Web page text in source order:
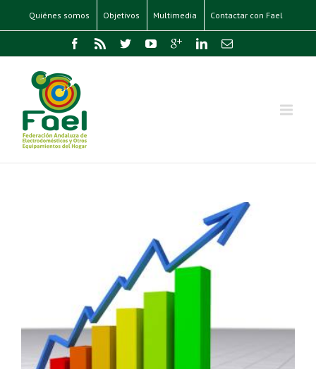
Quiénes somos Objetivos Multimedia Contactar con Fael